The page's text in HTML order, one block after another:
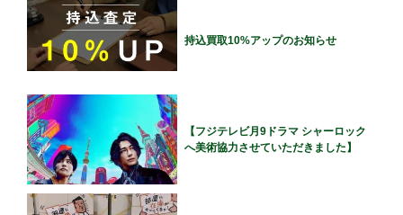
持込買取10%アップのお知らせ
【フジテレビ月9ドラマ シャーロック
へ美術協力させていただきました】